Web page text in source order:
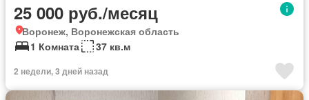
25 000 руб./месяц
Воронеж, Воронежская область
1 Комната
37 кв.м
2 недели, 3 дней назад